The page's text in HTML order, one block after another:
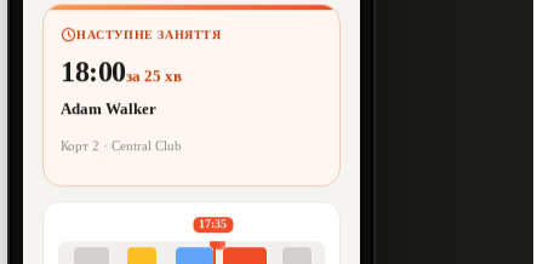
НАСТУПНЕ ЗАНЯТТЯ
18:00за 25 хв
Adam Walker
Корт 2 · Central Club
17:35